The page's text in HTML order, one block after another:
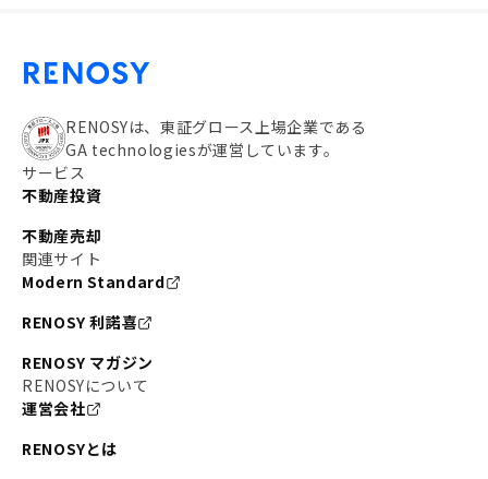
RENOSYは、東証グロース上場企業である
GA technologiesが運営しています。
サービス
不動産投資
不動産売却
関連サイト
Modern Standard
RENOSY 利諾喜
RENOSY マガジン
RENOSYについて
運営会社
RENOSYとは